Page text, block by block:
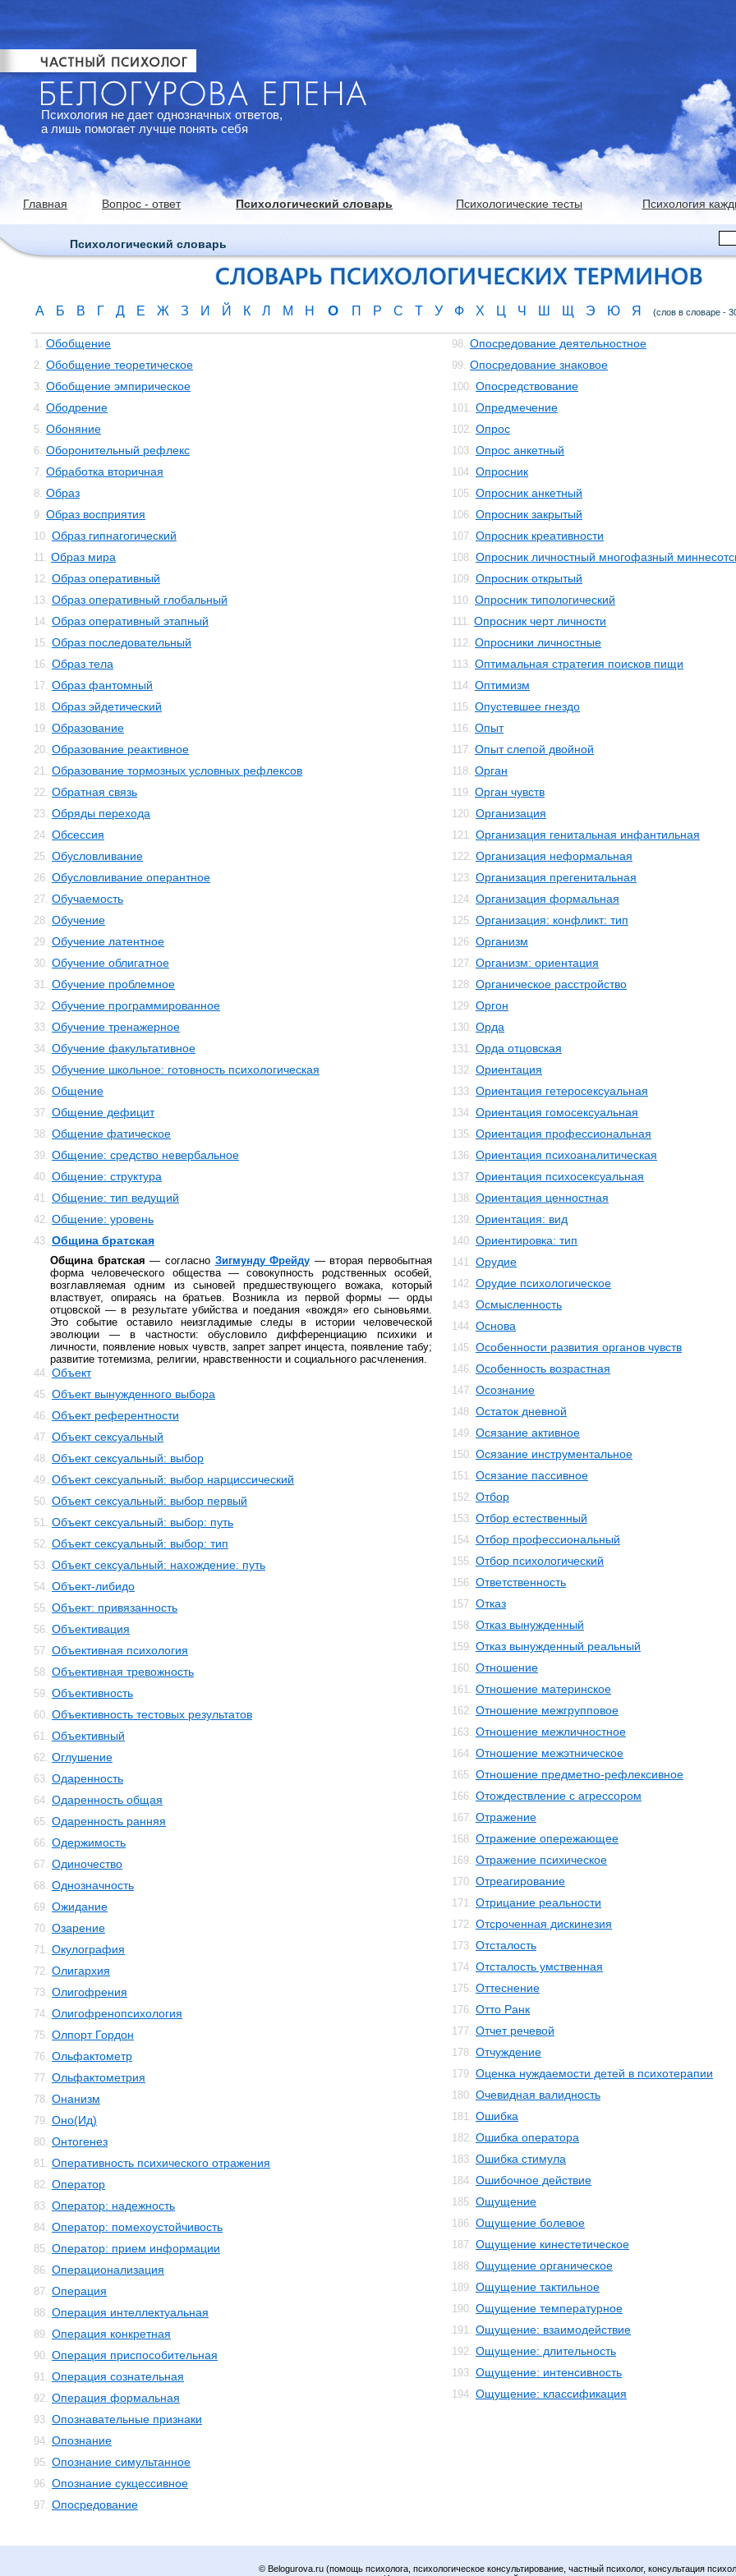
Психология не дает однозначных ответов,
а лишь помогает лучше понять себя
Главная Вопрос - ответ Психологический словарь Психологические тесты Психология
Психологический словарь
А Б В Г Д Е Ж З И Й К Л М Н О П Р С Т У Ф Х Ц Ч Ш Щ Э Ю Я (слов в словаре -
1. Обобщение
2. Обобщение теоретическое
3. Обобщение эмпирическое
4. Ободрение
5. Обоняние
6. Оборонительный рефлекс
7. Обработка вторичная
8. Образ
9. Образ восприятия
10. Образ гипнагогический
11. Образ мира
12. Образ оперативный
13. Образ оперативный глобальный
14. Образ оперативный этапный
15. Образ последовательный
16. Образ тела
17. Образ фантомный
18. Образ эйдетический
19. Образование
20. Образование реактивное
21. Образование тормозных условных рефлексов
22. Обратная связь
23. Обряды перехода
24. Обсессия
25. Обусловливание
26. Обусловливание оперантное
27. Обучаемость
28. Обучение
29. Обучение латентное
30. Обучение облигатное
31. Обучение проблемное
32. Обучение программированное
33. Обучение тренажерное
34. Обучение факультативное
35. Обучение школьное: готовность психологическая
36. Общение
37. Общение дефицит
38. Общение фатическое
39. Общение: средство невербальное
40. Общение: структура
41. Общение: тип ведущий
42. Общение: уровень
43. Община братская
Община братская — согласно Зигмунду Фрейду — вторая первобытная
форма человеческого общества — совокупность родственных особей,
возглавляемая одним из сыновей предшествующего вожака, который
властвует, опираясь на братьев. Возникла из первой формы — орды
отцовской — в результате убийства и поедания «вождя» его сыновьями.
Это событие оставило неизгладимые следы в истории человеческой
эволюции — в частности: обусловило дифференциацию психики и
личности, появление новых чувств, запрет запрет инцеста, появление табу;
развитие тотемизма, религии, нравственности и социального расчленения.
44. Объект
45. Объект вынужденного выбора
46. Объект референтности
47. Объект сексуальный
48. Объект сексуальный: выбор
49. Объект сексуальный: выбор нарциссический
50. Объект сексуальный: выбор первый
51. Объект сексуальный: выбор: путь
52. Объект сексуальный: выбор: тип
53. Объект сексуальный: нахождение: путь
54. Объект-либидо
55. Объект: привязанность
56. Объективация
57. Объективная психология
58. Объективная тревожность
59. Объективность
60. Объективность тестовых результатов
61. Объективный
62. Оглушение
63. Одаренность
64. Одаренность общая
65. Одаренность ранняя
66. Одержимость
67. Одиночество
68. Однозначность
69. Ожидание
70. Озарение
71. Окулография
72. Олигархия
73. Олигофрения
74. Олигофренопсихология
75. Олпорт Гордон
76. Ольфактометр
77. Ольфактометрия
78. Онанизм
79. Оно(Ид)
80. Онтогенез
81. Оперативность психического отражения
82. Оператор
83. Оператор: надежность
84. Оператор: помехоустойчивость
85. Оператор: прием информации
86. Операционализация
87. Операция
88. Операция интеллектуальная
89. Операция конкретная
90. Операция приспособительная
91. Операция сознательная
92. Операция формальная
93. Опознавательные признаки
94. Опознание
95. Опознание симультанное
96. Опознание сукцессивное
97. Опосредование
98. Опосредование деятельностное
99. Опосредование знаковое
100. Опосредствование
101. Опредмечение
102. Опрос
103. Опрос анкетный
104. Опросник
105. Опросник анкетный
106. Опросник закрытый
107. Опросник креативности
108. Опросник личностный многофазный
109. Опросник открытый
110. Опросник типологический
111. Опросник черт личности
112. Опросники личностные
113. Оптимальная стратегия поисков пищи
114. Оптимизм
115. Опустевшее гнездо
116. Опыт
117. Опыт слепой двойной
118. Орган
119. Орган чувств
120. Организация
121. Организация генитальная инфантильная
122. Организация неформальная
123. Организация прегенитальная
124. Организация формальная
125. Организация: конфликт: тип
126. Организм
127. Организм: ориентация
128. Органическое расстройство
129. Оргон
130. Орда
131. Орда отцовская
132. Ориентация
133. Ориентация гетеросексуальная
134. Ориентация гомосексуальная
135. Ориентация профессиональная
136. Ориентация психоаналитическая
137. Ориентация психосексуальная
138. Ориентация ценностная
139. Ориентация: вид
140. Ориентировка: тип
141. Орудие
142. Орудие психологическое
143. Осмысленность
144. Основа
145. Особенности развития органов чувств
146. Особенность возрастная
147. Осознание
148. Остаток дневной
149. Осязание активное
150. Осязание инструментальное
151. Осязание пассивное
152. Отбор
153. Отбор естественный
154. Отбор профессиональный
155. Отбор психологический
156. Ответственность
157. Отказ
158. Отказ вынужденный
159. Отказ вынужденный реальный
160. Отношение
161. Отношение материнское
162. Отношение межгрупповое
163. Отношение межличностное
164. Отношение межэтническое
165. Отношение предметно-рефлексивное
166. Отождествление с агрессором
167. Отражение
168. Отражение опережающее
169. Отражение психическое
170. Отреагирование
171. Отрицание реальности
172. Отсроченная дискинезия
173. Отсталость
174. Отсталость умственная
175. Оттеснение
176. Отто Ранк
177. Отчет речевой
178. Отчуждение
179. Оценка нуждаемости детей в психотерапии
180. Очевидная валидность
181. Ошибка
182. Ошибка оператора
183. Ошибка стимула
184. Ошибочное действие
185. Ощущение
186. Ощущение болевое
187. Ощущение кинестетическое
188. Ощущение органическое
189. Ощущение тактильное
190. Ощущение температурное
191. Ощущение: взаимодействие
192. Ощущение: длительность
193. Ощущение: интенсивность
194. Ощущение: классификация
© Belogurova.ru (помощь психолога, психологическое консультирование, частный психолог, консультация